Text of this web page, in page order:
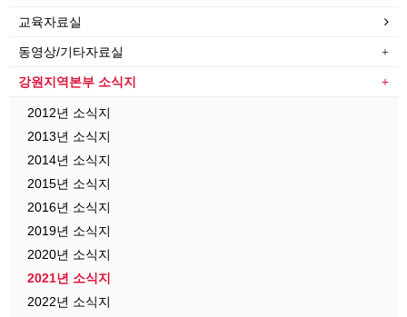
교육자료실
동영상/기타자료실
강원지역본부 소식지
2012년 소식지
2013년 소식지
2014년 소식지
2015년 소식지
2016년 소식지
2019년 소식지
2020년 소식지
2021년 소식지
2022년 소식지